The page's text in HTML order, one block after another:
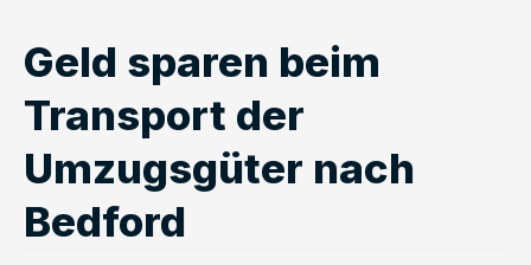
Geld sparen beim
Transport der
Umzugsgüter nach
Bedford